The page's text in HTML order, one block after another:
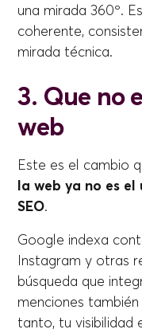
una mirada 360º.
coherente,
mirada técnica.
3. Que no
web
Este es el cambio
la web ya no es
SEO.
Google indexa
Instagram y otras
búsqueda que
menciones
tanto, tu visibilidad